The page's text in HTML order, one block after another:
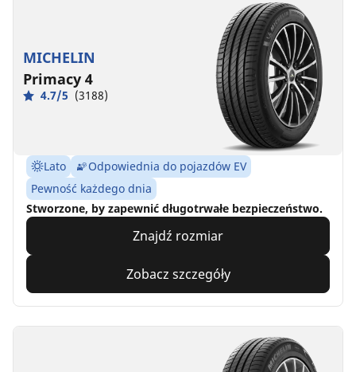
MICHELIN
Primacy 4
4.7/5 (3188)
Lato
Odpowiednia do pojazdów EV
Pewność każdego dnia
Stworzone, by zapewnić długotrwałe bezpieczeństwo.
Znajdź rozmiar
Zobacz szczegóły